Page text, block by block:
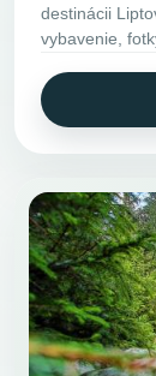
destinácii
vybavenie,